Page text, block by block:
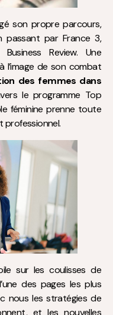
son propre parcours,
passant par France 3,
Review. Une
l’image de son combat
des femmes dans
le programme Top
féminine prenne toute
professionnel.
sur les coulisses de
des pages les plus
nous les stratégies de
et les nouvelles